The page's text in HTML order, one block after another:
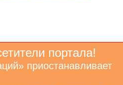
портала!
приостанавливает